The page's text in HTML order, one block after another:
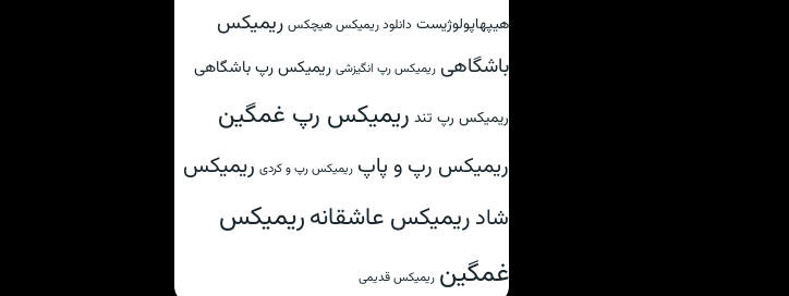
هیپهاپولوژیست دانلود ریمیکس هیچکس ریمیکس
باشگاهی ریمیکس رپ انگیزشی ریمیکس رپ باشگاهی
ریمیکس رپ تند ریمیکس رپ غمگین
ریمیکس رپ و پاپ ریمیکس رپ و کردی ریمیکس
شادریمیکس عاشقانهریمیکس
غمگین ریمیکس قدیمی